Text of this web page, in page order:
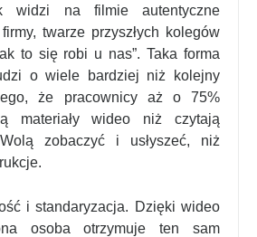
widzi na filmie autentyczne
twarze przyszłych kolegów
to się robi u nas”. Taka forma
o wiele bardziej niż kolejny
że pracownicy aż o 75%
materiały wideo niż czytają
zobaczyć i usłyszeć, niż
i standaryzacja. Dzięki wideo
osoba otrzymuje ten sam